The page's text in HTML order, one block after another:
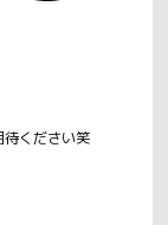
ください笑